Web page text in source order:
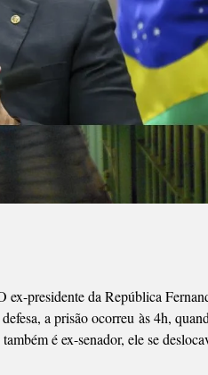
ex-presidente da República
a prisão ocorreu às 4h,
é ex-senador, ele se